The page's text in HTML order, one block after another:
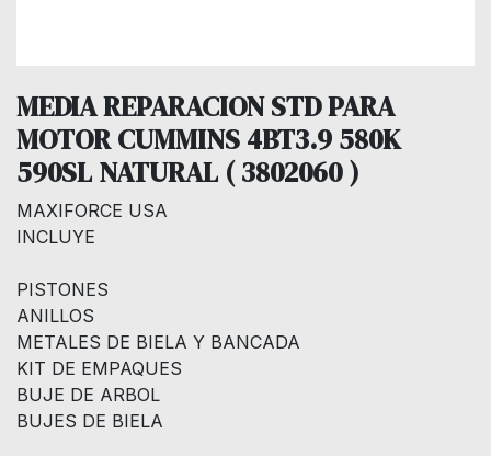
MEDIA REPARACION STD PARA
MOTOR CUMMINS 4BT3.9 580K
590SL NATURAL ( 3802060 )
MAXIFORCE USA
INCLUYE
PISTONES
ANILLOS
METALES DE BIELA Y BANCADA
KIT DE EMPAQUES
BUJE DE ARBOL
BUJES DE BIELA